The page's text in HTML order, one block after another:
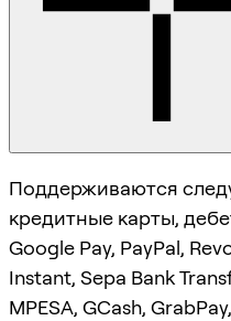
Поддерживаются
кредитные карты,
Google Pay, PayPal,
Instant, Sepa Bank
MPESA, GCash,